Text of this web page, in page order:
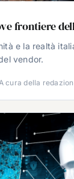
frontiere
e la realtà
vendor.
cura della